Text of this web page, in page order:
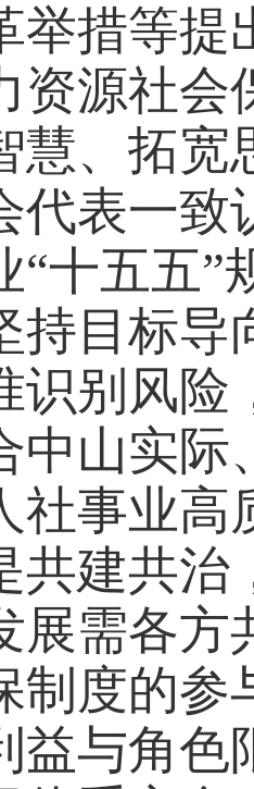
举措等提
资源社会
慧、拓宽
代表一致
“十五五
持目标导
识别风险
中山实际
社事业高
共建共治
展需各方
制度的
益与角色